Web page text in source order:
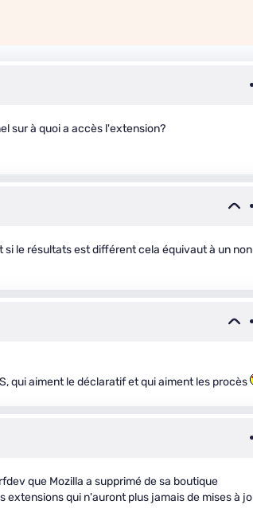
sur à quoi a accès l'extension?
le résultats est différent cela équivaut à un
qui aiment le déclaratif et qui aiment les procès
que Mozilla a supprimé de sa boutique
extensions qui n'auront plus jamais de mises à